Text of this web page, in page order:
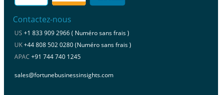
Contactez-nous
US +1 833 909 2966 ( Numéro sans frais )
UK+44 808 502 0280 (Numéro sans frais )
APAC +91 744 740 1245
sales@fortunebusinessinsights.com